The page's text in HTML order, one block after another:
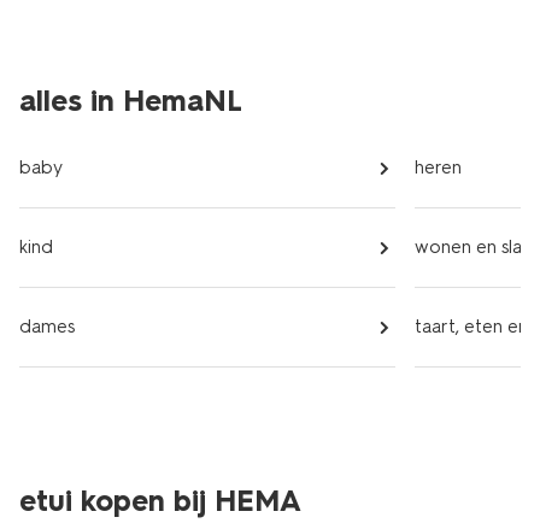
alles in HemaNL
baby
kind
dames
heren
wonen en
taart, eten en
etui kopen bij HEMA